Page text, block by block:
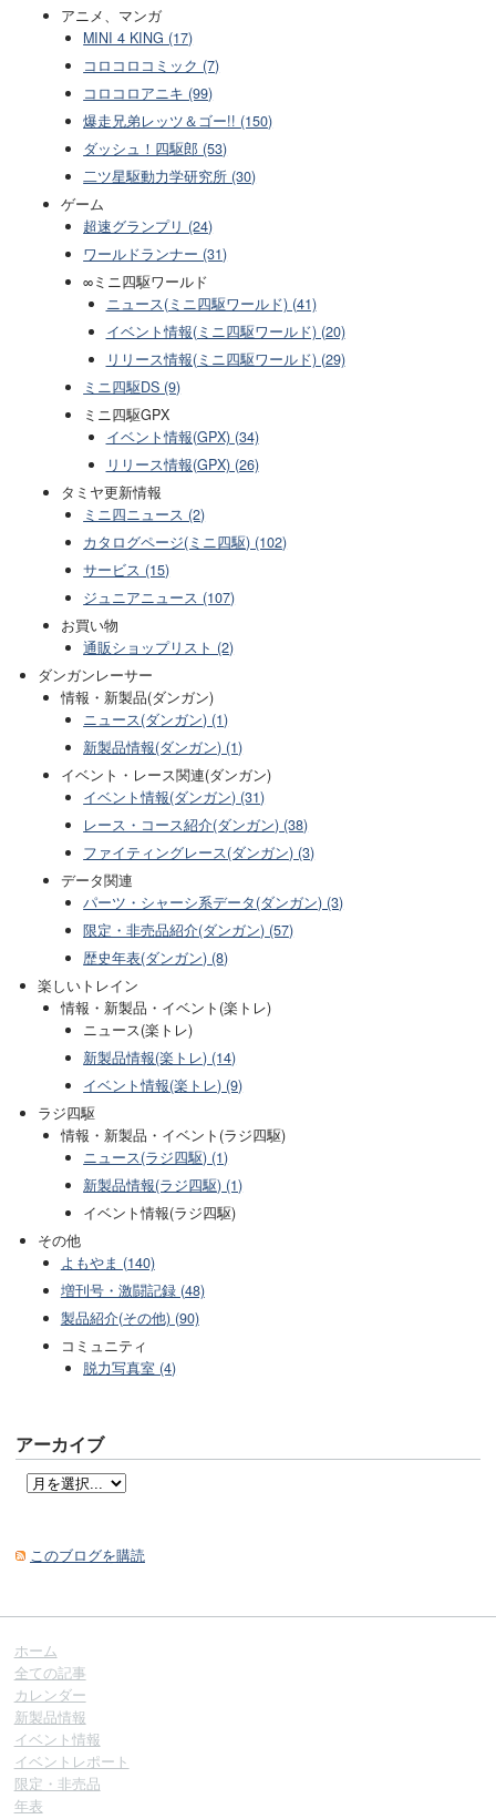
アニメ、マンガ
MINI 4 KING (17)
コロコロコミック (7)
コロコロアニキ (99)
爆走兄弟レッツ＆ゴー!! (150)
ダッシュ！四駆郎 (53)
二ツ星駆動力学研究所 (30)
ゲーム
超速グランプリ (24)
ワールドランナー (31)
∞ミニ四駆ワールド
ニュース(ミニ四駆ワールド) (41)
イベント情報(ミニ四駆ワールド) (20)
リリース情報(ミニ四駆ワールド) (29)
ミニ四駆DS (9)
ミニ四駆GPX
イベント情報(GPX) (34)
リリース情報(GPX) (26)
タミヤ更新情報
ミニ四ニュース (2)
カタログページ(ミニ四駆) (102)
サービス (15)
ジュニアニュース (107)
お買い物
通販ショップリスト (2)
ダンガンレーサー
情報・新製品(ダンガン)
ニュース(ダンガン) (1)
新製品情報(ダンガン) (1)
イベント・レース関連(ダンガン)
イベント情報(ダンガン) (31)
レース・コース紹介(ダンガン) (38)
ファイティングレース(ダンガン) (3)
データ関連
パーツ・シャーシ系データ(ダンガン) (3)
限定・非売品紹介(ダンガン) (57)
歴史年表(ダンガン) (8)
楽しいトレイン
情報・新製品・イベント(楽トレ)
ニュース(楽トレ)
新製品情報(楽トレ) (14)
イベント情報(楽トレ) (9)
ラジ四駆
情報・新製品・イベント(ラジ四駆)
ニュース(ラジ四駆) (1)
新製品情報(ラジ四駆) (1)
イベント情報(ラジ四駆)
その他
よもやま (140)
増刊号・激闘記録 (48)
製品紹介(その他) (90)
コミュニティ
脱力写真室 (4)
アーカイブ
このブログを購読
ホーム
全ての記事
カレンダー
新製品情報
イベント情報
イベントレポート
限定・非売品
年表